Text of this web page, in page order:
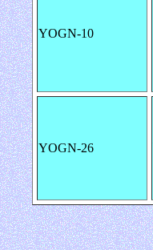
YOGN-10
YOGN-26